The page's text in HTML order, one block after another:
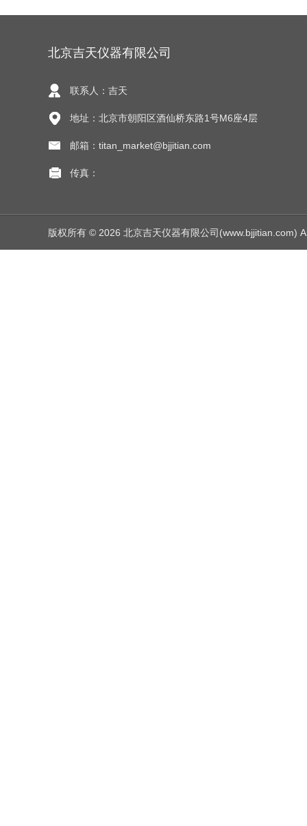
北京吉天仪器有限公司
联系人：吉天
地址：北京市朝阳区酒仙桥东路1号M6座4层
邮箱：titan_market@bjjitian.com
传真：
版权所有 © 2026 北京吉天仪器有限公司